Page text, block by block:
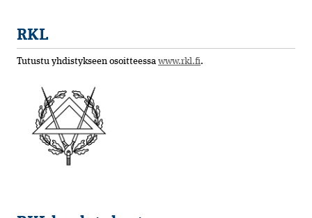
RKL
Tutustu yhdistykseen osoitteessa www.rkl.fi.